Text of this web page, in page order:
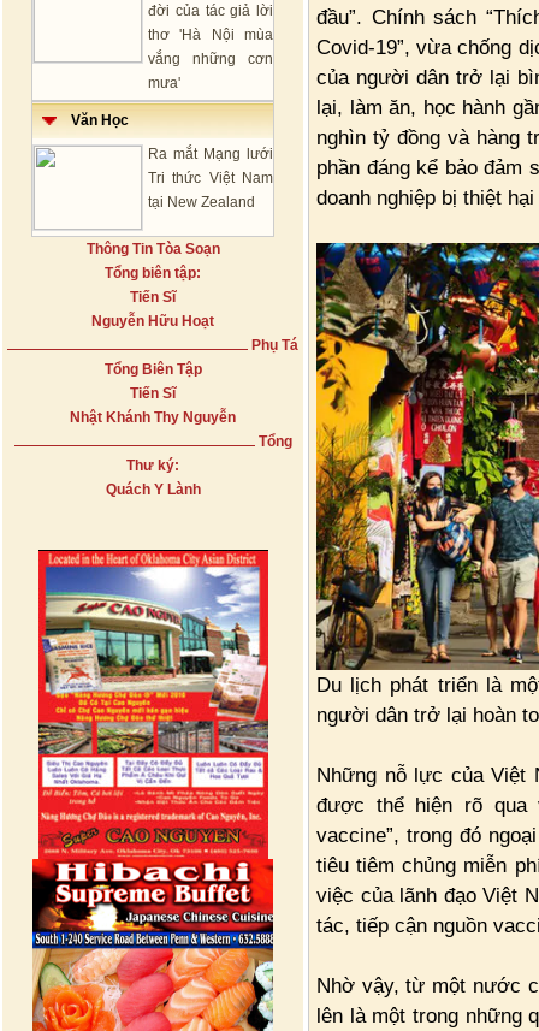
đời của tác giả lời
thơ 'Hà Nội mùa
vắng những cơn
mưa'
Văn Học
Ra mắt Mạng lưới
Tri thức Việt Nam
tại New Zealand
Thông Tin Tòa Soạn
Tổng biên tập:
Tiến Sĩ
Nguyễn Hữu Hoạt
Phụ Tá
Tổng Biên Tập
Tiến Sĩ
Nhật Khánh Thy Nguyễn
Tổng
Thư ký:
Quách Y Lành
đầu”. Chính sách
Covid-19”, vừa chống
của người dân trở lại
lại, làm ăn, học hành
nghìn tỷ đồng và hàng
phần đáng kể bảo đảm
doanh nghiệp bị thiệt
Du lịch phát triển là
người dân trở lại hoàn
Những nỗ lực của Việt
được thể hiện rõ qua
vaccine”, trong đó
tiêu tiêm chủng miễn
việc của lãnh đạo Việt
tác, tiếp cận nguồn
Nhờ vậy, từ một nước
lên là một trong những